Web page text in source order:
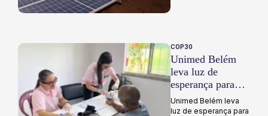
COP30
Unimed Belém
leva luz de
esperança para
comunidades
ribeirinhas
Unimed Belém leva
luz de esperança para